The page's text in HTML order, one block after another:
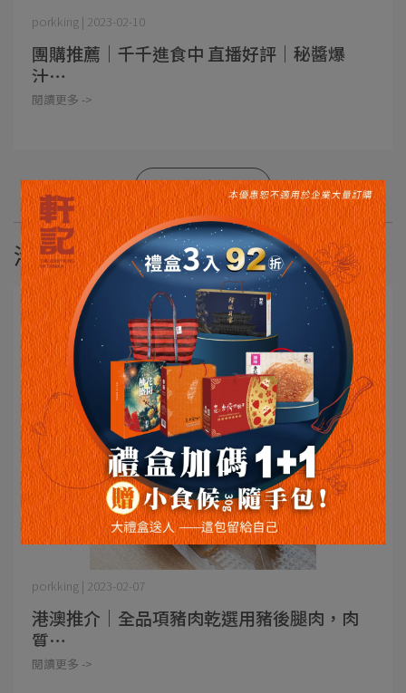
porkking | 2023-02-10
團購推薦｜千千進食中 直播好評｜秘醬爆
汁⋯
閱讀更多 ->
更多文章
港澳好評推薦
porkking | 2023-02-07
港澳推介｜全品項豬肉乾選用豬後腿肉，肉
質⋯
閱讀更多 ->